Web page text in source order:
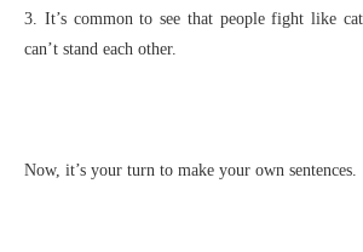
3. It’s common to see that people fight like
can’t stand each other.
Now, it’s your turn to make your own sentences.